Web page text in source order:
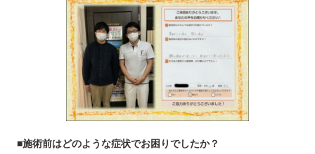
■施術前はどのような症状でお困りでしたか？